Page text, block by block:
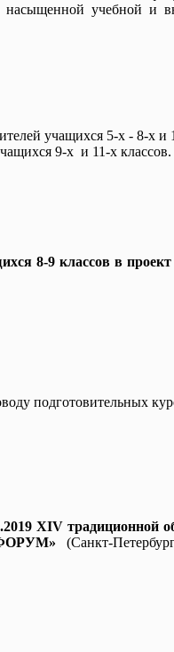
учебной и
учащихся 5-х - 8-х и
9-х и 11-х классов.
8-9 классов в
подготовительных
XIV
(Санкт-